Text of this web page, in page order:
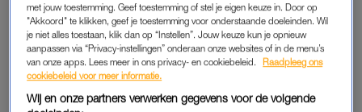
mee naartoe genomen: van de repetities tot dé finale, wanneer
het allemaal moest gebeuren. De zaal was muisstil en de
spanning liep hoog op. “Het was heel emotioneel”, vertelt
vader Cor tegenAD.
met jouw toestemming. Geef toestemming of stel je eigen keuze in. Door op
"Akkoord" te klikken, geef je toestemming voor onderstaande doeleinden. Wil
je niet alles toestaan, klik dan op “Instellen”. Jouw keuze kun je opnieuw
aanpassen via “Privacy-instellingen” onderaan onze websites of in de menu’s
van onze apps. Lees meer in ons privacy- en cookiebeleid.
Raadpleeg ons
cookiebeleid voor meer informatie.
Wij en onze partners verwerken gegevens voor de volgende